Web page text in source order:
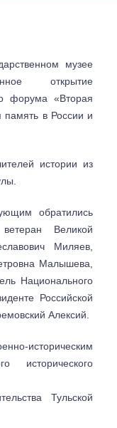
музее
открытие
форума «Вторая
память в России и
истории из
Тулы.
обратились
Великой
Миляев,
Малышева,
Национального
Российской
Алексий.
историческим
исторического
Тульской